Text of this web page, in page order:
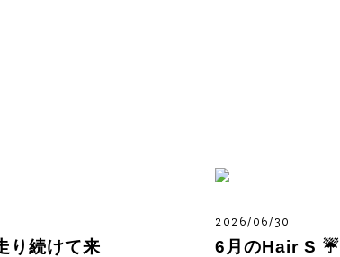
り続けて来
2026/06/30
6月のHair S ☔️